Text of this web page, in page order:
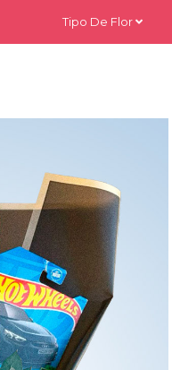
Tipo De Flor